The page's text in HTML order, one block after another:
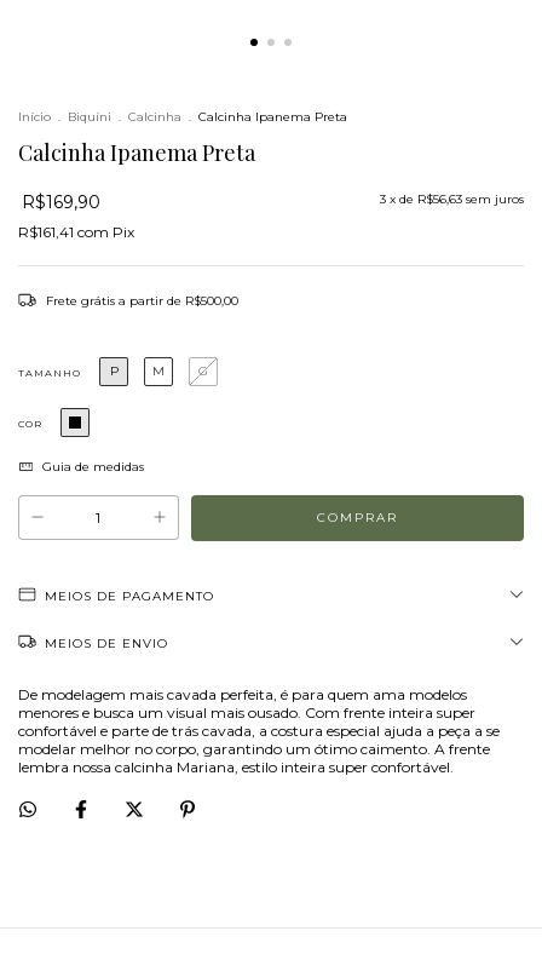
Início . Biquíni . Calcinha . Calcinha Ipanema Preta
Calcinha Ipanema Preta
R$169,90 3 x de R$56,63 sem juros
R$161,41 com Pix
Frete grátis a partir de R$500,00
TAMANHO P M G
COR
Guia de medidas
MEIOS DE PAGAMENTO
MEIOS DE ENVIO
De modelagem mais cavada perfeita, é para quem ama modelos
menores e busca um visual mais ousado. Com frente inteira super
confortável e parte de trás cavada, a costura especial ajuda a peça a se
modelar melhor no corpo, garantindo um ótimo caimento. A frente
lembra nossa calcinha Mariana, estilo inteira super confortável.